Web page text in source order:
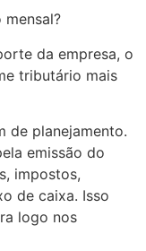
da empresa, o
tributário mais
de planejamento.
emissão do
impostos,
de caixa. Isso
logo nos